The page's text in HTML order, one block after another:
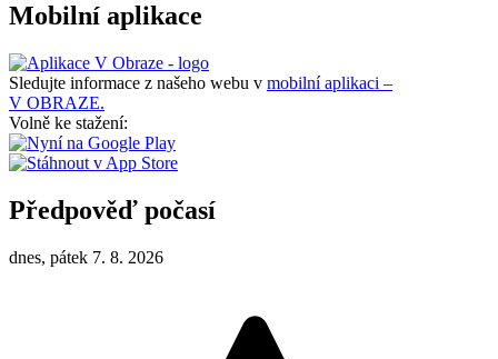
Mobilní aplikace
Sledujte informace z našeho webu v mobilní aplikaci –
V OBRAZE.
Volně ke stažení:
Předpověď počasí
dnes, pátek 7. 8. 2026